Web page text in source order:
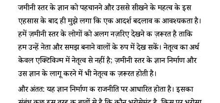
जमीनी स्तर के ज्ञान को पहचानने और उससे सीखने के महत्व के इस
एहसास के बाद ही मुझे लगा कि एक आदर्श बदलाव की आवश्यकता है।
हमें ज़मीनी स्तर के लोगों को अलग नज़रिए देखने की ज़रूरत है ताकि
हम उन्हें नेता और समझ बनाने वालों के रुप में देख सकें। नेतृत्व का अर्थ
केवल एक्टिविज्म में नेतृत्व से नहीं है; ज़मीनी स्तर के ज्ञान निर्माण और
उस ज्ञान के लागू करने में भी नेतृत्व की ज़रूरत होती है।
और अंतत: यह ज्ञान निर्माण की राजनीति पर आधारित होता है। इसका